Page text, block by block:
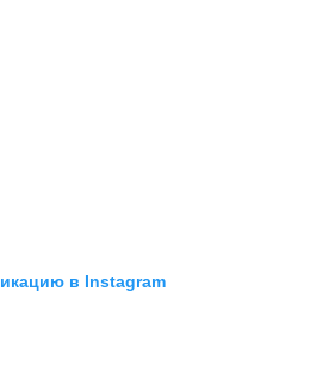
в Instagram